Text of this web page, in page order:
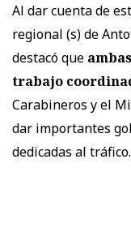
Al dar cuenta de
regional (s) de
destacó que
trabajo
Carabineros y el
dar importantes
dedicadas al tráfico.